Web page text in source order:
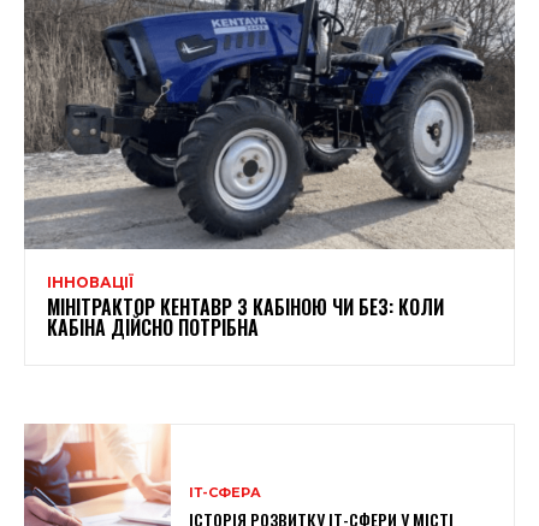
ІННОВАЦІЇ
МІНІТРАКТОР КЕНТАВР З КАБІНОЮ ЧИ БЕЗ: КОЛИ
КАБІНА ДІЙСНО ПОТРІБНА
ІТ-СФЕРА
ІСТОРІЯ РОЗВИТКУ ІТ-СФЕРИ У МІСТІ